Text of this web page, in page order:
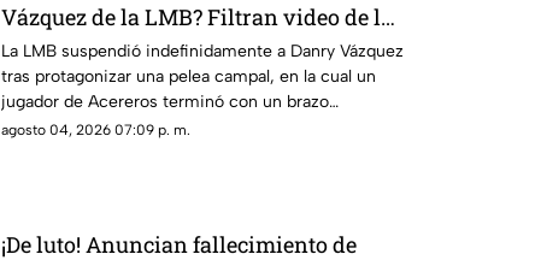
Vázquez de la LMB? Filtran video de la
BRUTAL agresión
La LMB suspendió indefinidamente a Danry Vázquez
tras protagonizar una pelea campal, en la cual un
jugador de Acereros terminó con un brazo
fracturado.
agosto 04, 2026 07:09 p. m.
¡De luto! Anuncian fallecimiento de